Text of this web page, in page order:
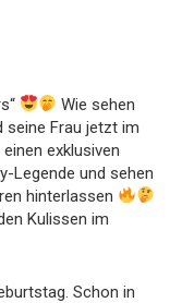
Wie sehen
seine Frau jetzt im
exklusiven
Legende und sehen
hinterlassen
Kulissen im
Schon in